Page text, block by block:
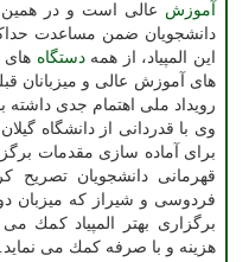
آموزش عالی است و در همین
دانشجویان ضمن مساعدت
این المپیاد، از همهدستگاه های
های آموزش عالی و میزبانان
رویداد ملی اهتمام جدی داشته
وی با قدردانی از دانشگاه
برای آماده سازی مقدمات
قهرمانی دانشجویان تصریح
فردوسی و شیراز كه میزبان
برگزاری بهتر المپیاد كمك
هزینه و با صرفه كمك می نماید.